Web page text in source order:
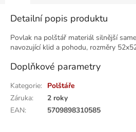
Detailní popis produktu
Povlak na polštář materiál silnější
navozující klid a pohodu, rozměry
Doplňkové parametry
Kategorie: Polštáře
Záruka:
2 roky
EAN: 5709898310585